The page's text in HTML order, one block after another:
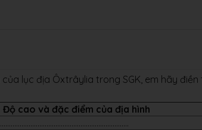
lục địa Ôxtrâylia trong SGK, em hãy điền
Độ cao và đặc điểm của địa hình